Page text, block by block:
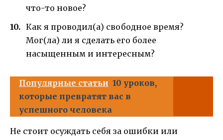
что-то новое?
Как я проводил(а) свободное время?
Мог(ла) ли я сделать его более
насыщенным и интересным?
Популярные статьи 10 уроков,
которые превратят вас в
успешного человека
Не стоит осуждать себя за ошибки или